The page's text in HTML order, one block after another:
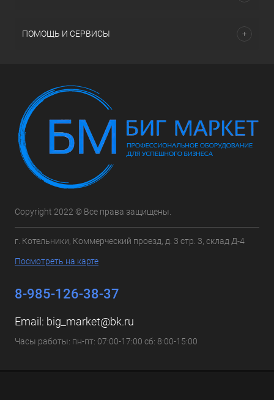
ПОМОЩЬ И СЕРВИСЫ
Copyright 2022 © Все права защищены.
г. Котельники, Коммерческий проезд, д. 3 стр. 3, склад Д-4
Посмотреть на карте
8-985-126-38-37
Email: big_market@bk.ru
Часы работы: пн-пт: 07:00-17:00 сб: 8:00-15:00